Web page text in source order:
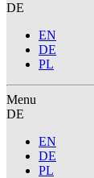
DE
EN
DE
PL
Menu
DE
EN
DE
PL